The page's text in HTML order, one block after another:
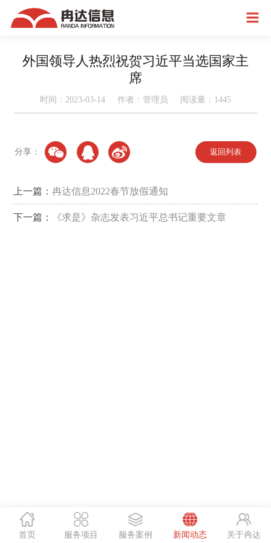
外国领导人热烈祝贺习近平当选国家主
席
时间：2023-03-14 作者：管理员 阅读量： 1445
分享： 返回列表
上一篇：冉达信息2022春节放假通知
下一篇： 《求是》杂志发表习近平总书记重要文章
首页 服务项目 服务案例 新闻动态 关于冉达